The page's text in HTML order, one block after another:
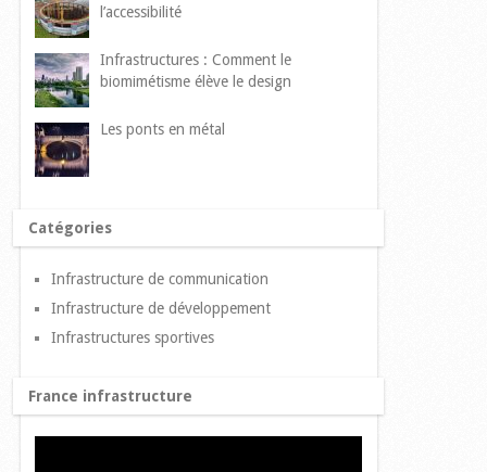
l’accessibilité
Infrastructures : Comment le
biomimétisme élève le design
Les ponts en métal
Catégories
Infrastructure de communication
Infrastructure de développement
Infrastructures sportives
France infrastructure